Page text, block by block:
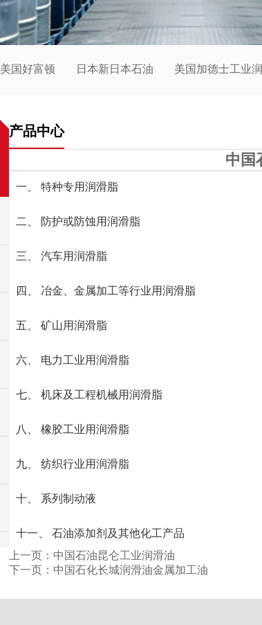
美国好富顿 日本新日本石油 美国加德士工业
产品中心
中国
一、 特种专用润滑脂
二、 防护或防蚀用润滑脂
三、 汽车用润滑脂
四、 冶金、金属加工等行业用润滑脂
五、 矿山用润滑脂
六、 电力工业用润滑脂
七、 机床及工程机械用润滑脂
八、 橡胶工业用润滑脂
九、 纺织行业用润滑脂
十、 系列制动液
十一、 石油添加剂及其他化工产品
上一页：中国石油昆仑工业润滑油
下一页：中国石化长城润滑油金属加工油